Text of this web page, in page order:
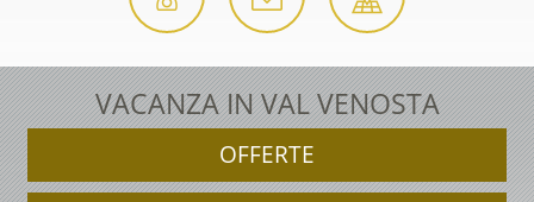
VACANZA IN VAL VENOSTA
OFFERTE